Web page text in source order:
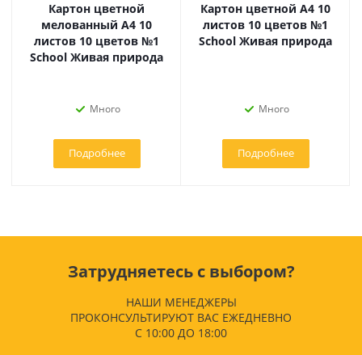
Картон цветной
мелованный А4 10
листов 10 цветов №1
School Живая природа
Много
Подробнее
Картон цветной А4 10
листов 10 цветов №1
School Живая природа
Много
Подробнее
Затрудняетесь с выбором?
НАШИ МЕНЕДЖЕРЫ
ПРОКОНСУЛЬТИРУЮТ ВАС ЕЖЕДНЕВНО
С 10:00 ДО 18:00